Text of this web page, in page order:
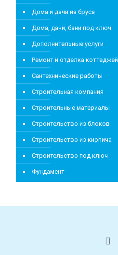
Дома и дачи из бруса
Дома, дачи, бани под ключ
Дополнительные услуги
Ремонт и отделка коттеджей
Сантехнические работы
Строительная компания
Строительные материалы
Строительство из блоков
Строительство из кирпича
Строительство под ключ
Фундамент